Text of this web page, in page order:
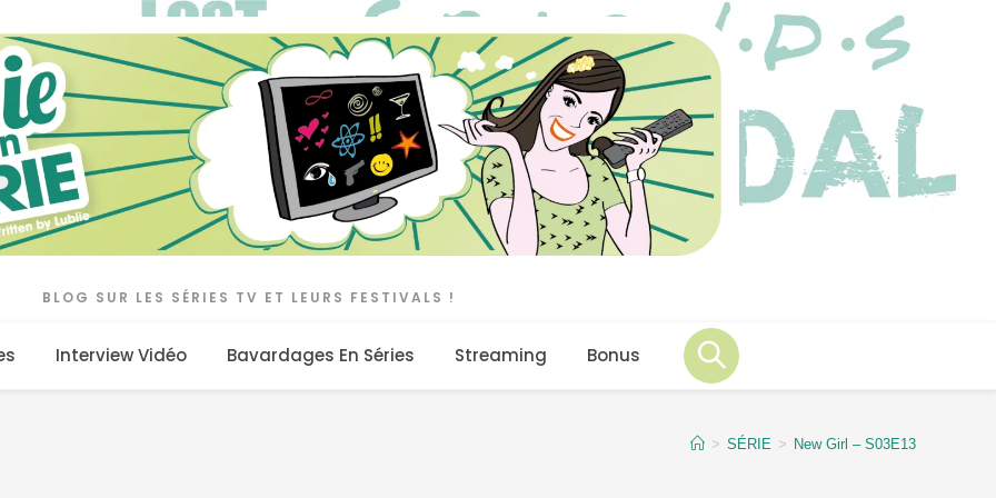
BLOG SUR LES SÉRIES TV ET LEURS FESTIVALS !
Interview Vidéo Bavardages En Séries Streaming Bonus
> SÉRIE > New Girl – S03E13